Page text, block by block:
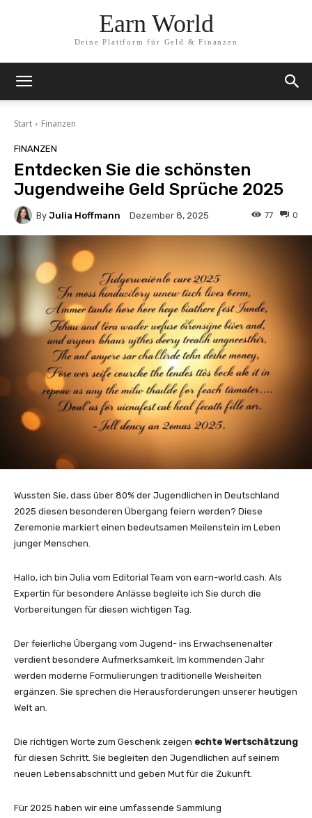
Earn World
Deine Plattform für Geld & Finanzen
Start Finanzen
FINANZEN
Entdecken Sie die schönsten
Jugendweihe Geld Sprüche 2025
By Julia Hoffmann Dezember 8, 2025 0
77
Wussten Sie, dass über 80% der Jugendlichen in Deutschland
2025 diesen besonderen Übergang feiern werden? Diese
Zeremonie markiert einen bedeutsamen Meilenstein im Leben
junger Menschen.
Hallo, ich bin Julia vom Editorial Team von earn-world.cash. Als
Expertin für besondere Anlässe begleite ich Sie durch die
Vorbereitungen für diesen wichtigen Tag.
Der feierliche Übergang vom Jugend- ins Erwachsenenalter
verdient besondere Aufmerksamkeit. Im kommenden Jahr
werden moderne Formulierungen traditionelle Weisheiten
ergänzen. Sie sprechen die Herausforderungen unserer heutigen
Welt an.
Die richtigen Worte zum Geschenk zeigen echte Wertschätzung
für diesen Schritt. Sie begleiten den Jugendlichen auf seinem
neuen Lebensabschnitt und geben Mut für die Zukunft.
Für 2025 haben wir eine umfassende Sammlung